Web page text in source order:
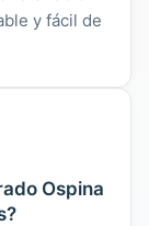
y fácil de
Ospina